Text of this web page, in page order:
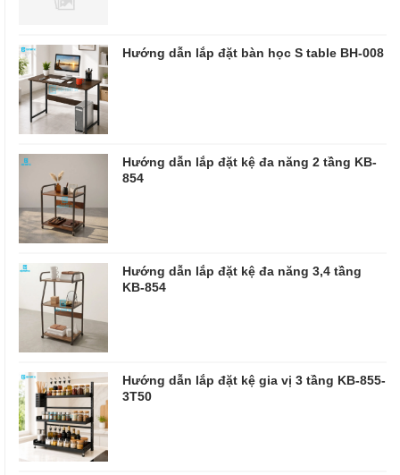
Hướng dẫn lắp đặt bàn học S table BH-008
Hướng dẫn lắp đặt kệ đa năng 2 tầng KB-
854
Hướng dẫn lắp đặt kệ đa năng 3,4 tầng
KB-854
Hướng dẫn lắp đặt kệ gia vị 3 tầng KB-855-
3T50